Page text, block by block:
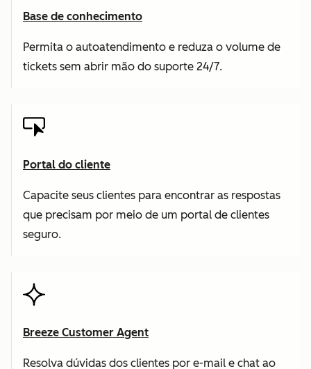
Base de conhecimento
Permita o autoatendimento e reduza o volume de
tickets sem abrir mão do suporte 24/7.
Portal do cliente
Capacite seus clientes para encontrar as respostas
que precisam por meio de um portal de clientes
seguro.
Breeze Customer Agent
Resolva dúvidas dos clientes por e-mail e chat ao